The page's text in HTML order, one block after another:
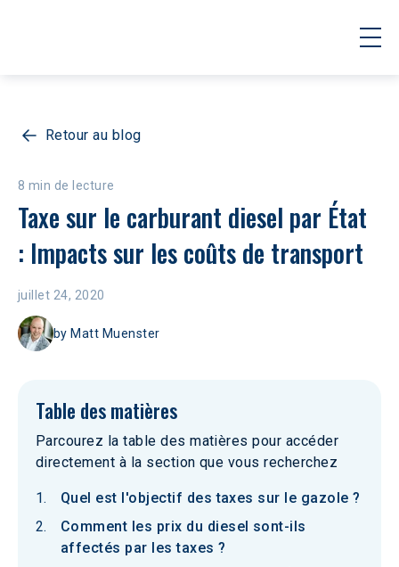
Retour au blog
8 min de lecture
Taxe sur le carburant diesel par État
: Impacts sur les coûts de transport
juillet 24, 2020
by Matt Muenster
Table des matières
Parcourez la table des matières pour accéder
directement à la section que vous recherchez
Quel est l'objectif des taxes sur le gazole ?
Comment les prix du diesel sont-ils
affectés par les taxes ?